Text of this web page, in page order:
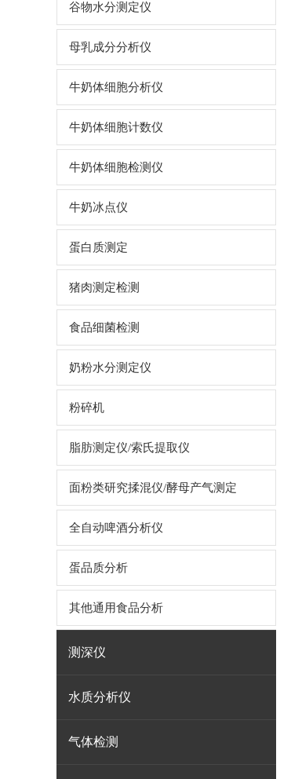
谷物水分测定仪
母乳成分分析仪
牛奶体细胞分析仪
牛奶体细胞计数仪
牛奶体细胞检测仪
牛奶冰点仪
蛋白质测定
猪肉测定检测
食品细菌检测
奶粉水分测定仪
粉碎机
脂肪测定仪/索氏提取仪
面粉类研究揉混仪/酵母产气测定
全自动啤酒分析仪
蛋品质分析
其他通用食品分析
测深仪
水质分析仪
气体检测